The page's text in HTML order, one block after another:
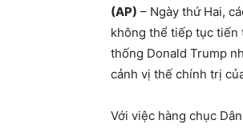
(AP) – Ngày thứ Hai,
không thể tiếp tục tiến
thống Donald Trump
cảnh vị thế chính trị
Với việc hàng chục